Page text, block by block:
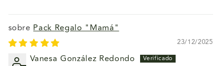
Pack Regalo "Mamá"
23/12/2025
Vanesa González Redondo